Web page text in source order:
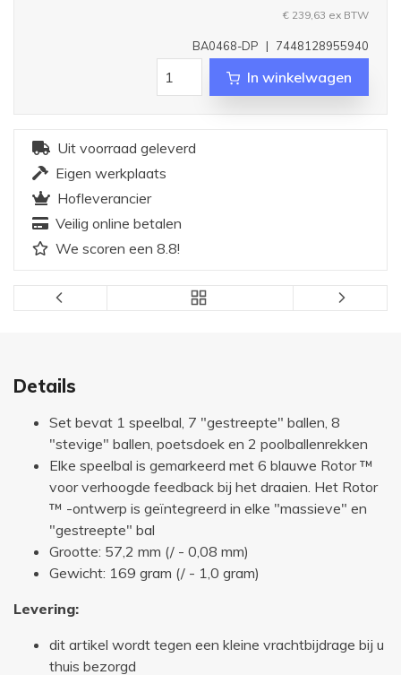
€ 239,63 ex BTW
7448128955940
|
BA0468-DP
In winkelwagen
Uit voorraad geleverd
Eigen werkplaats
Hofleverancier
Veilig online betalen
We scoren een 8.8!
Details
Set bevat 1 speelbal, 7 "gestreepte" ballen, 8
"stevige" ballen, poetsdoek en 2 poolballenrekken
Elke speelbal is gemarkeerd met 6 blauwe Rotor ™
voor verhoogde feedback bij het draaien. Het Rotor
™ -ontwerp is geïntegreerd in elke "massieve" en
"gestreepte" bal
Grootte: 57,2 mm (/ - 0,08 mm)
Gewicht: 169 gram (/ - 1,0 gram)
Levering:
dit artikel wordt tegen een kleine vrachtbijdrage bij u
thuis bezorgd